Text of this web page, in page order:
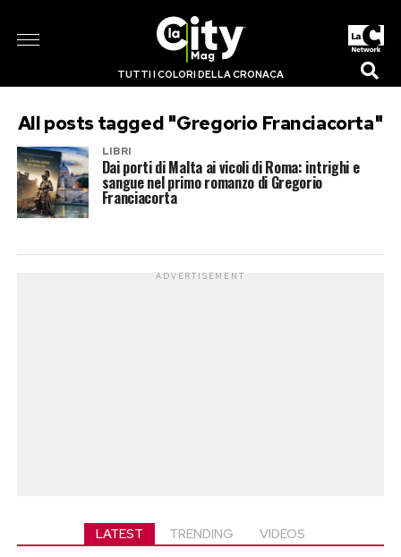
TUTTI I COLORI DELLA CRONACA
All posts tagged "Gregorio Franciacorta"
LIBRI
Dai porti di Malta ai vicoli di Roma: intrighi e
sangue nel primo romanzo di Gregorio
Franciacorta
ADVERTISEMENT
LATEST TRENDING VIDEOS